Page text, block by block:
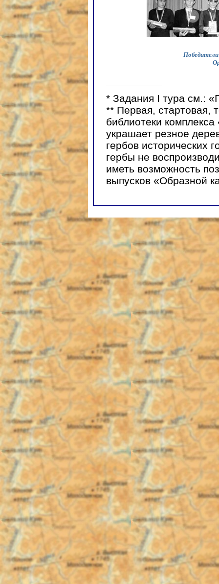
* Задания I тура см.:
** Первая, стартовая,
библиотеки
украшает резное
гербов исторических
гербы не
иметь возможность
выпусков «Образной